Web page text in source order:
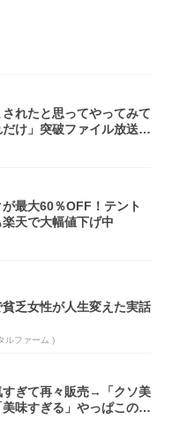
れたと思ってやってみて
だけ」突破ファイル放送で
最大60％OFF！テント
天で大幅値下げ中
乏女性が人生変えた実話
ルファーム )
すぎて再々販売→「クソ美
味すぎる」やっぱこのク